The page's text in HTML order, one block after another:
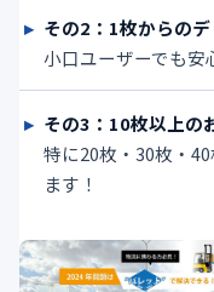
その2：1枚からの
小口ユーザーでも安
その3：10枚以上の
特に20枚・30枚・
ます！